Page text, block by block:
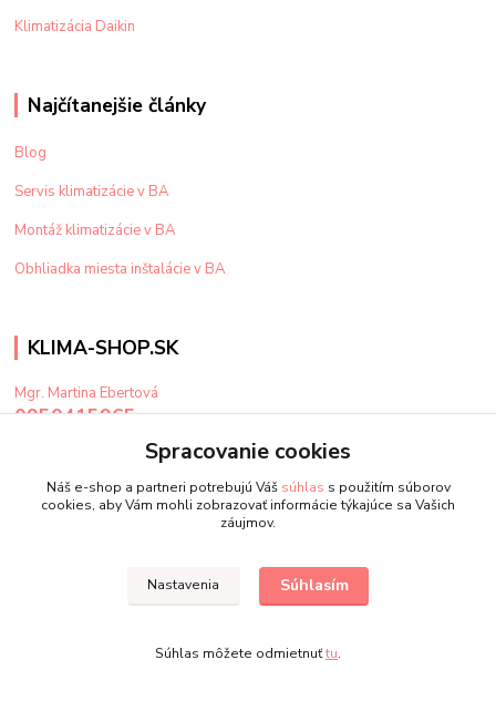
Klimatizácia Daikin
Najčítanejšie články
Blog
Servis klimatizácie v BA
Montáž klimatizácie v BA
Obhliadka miesta inštalácie v BA
KLIMA-SHOP.SK
Mgr. Martina Ebertová
0950415965
klima@klima-shop.sk
Upravit sběr cookies.
Spracovanie cookies
Náš e-shop a partneri potrebujú Váš súhlas s použitím súborov
cookies, aby Vám mohli zobrazovať informácie týkajúce sa Vašich
záujmov.
Nastavenia Súhlasím
Súhlas môžete odmietnuťtu.